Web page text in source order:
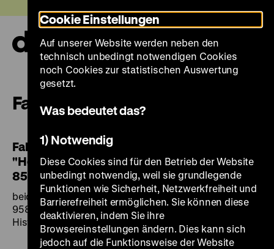
zum
Seiteninhalt
springen
Faksimilia
Faksimile und Kommentar zum Berliner
"Heliand"-Fragment (Fragm. P) um oder nach
850
beidseitig beschriebenes Pergamentblatt, Verse
958_1hnb – 1006_1hna; Bibliothek des Deutschen
Historischen Museums, Berlin, Sign. R 56/2537
Cookie Einstellungen
Auf unserer Website werden neben den
technisch unbedingt notwendigen Cookies
noch Cookies zur statistischen Auswertung
gesetzt.
Was bedeutet das?
1) Notwendig
Diese Cookies sind für den Betrieb der Website
unbedingt notwendig, weil sie grundlegende
Funktionen wie Sicherheit, Netzwerkfreiheit und
Barrierefreiheit ermöglichen. Sie können diese
deaktivieren, indem Sie ihre
Browsereinstellungen ändern. Dies kann sich
jedoch auf die Funktionsweise der Website